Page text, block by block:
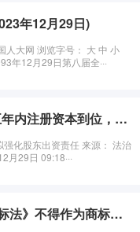
年12月29日)
： 大 中 小
12月29日第八届全···
我国公司法2024年7月1日起施行，五年内注册资本到位，商标专利评估鉴定投资入股的重要性！
化股东出资责任 来源： 法治
月29日 09:18···
从“你好夏天”商标驳回复审，谈《商标法》不得作为商标使用的情形。